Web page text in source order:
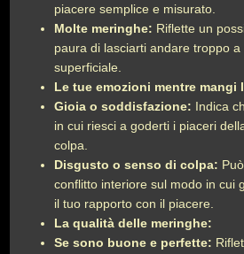
piacere semplice e misurato.
Molte meringhe: Riflette un
paura di lasciarti andare troppo a
superficiale.
Le tue emozioni mentre mangi
Gioia o soddisfazione: Indica
in cui riesci a goderti i piaceri
colpa.
Disgusto o senso di colpa:
conflitto interiore sul modo in cui
il tuo rapporto con il piacere.
La qualità delle meringhe:
Se sono buone e perfette: